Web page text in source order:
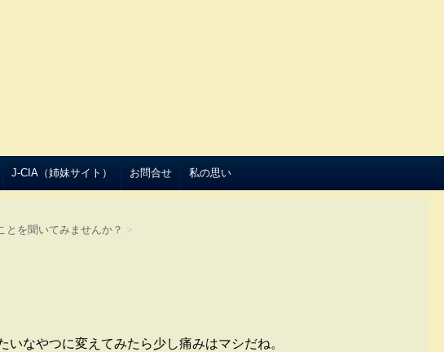
J-CIA（姉妹サイト） お問合せ 私の思い
とを聞いてみませんか？ >
いなやつに変えてみたら少し痛みはマシだね。